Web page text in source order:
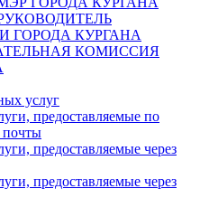
ГОРОДА КУРГАНА
КОМИССИЯ
услуг
предоставляемые по
почты
предоставляемые через
предоставляемые через